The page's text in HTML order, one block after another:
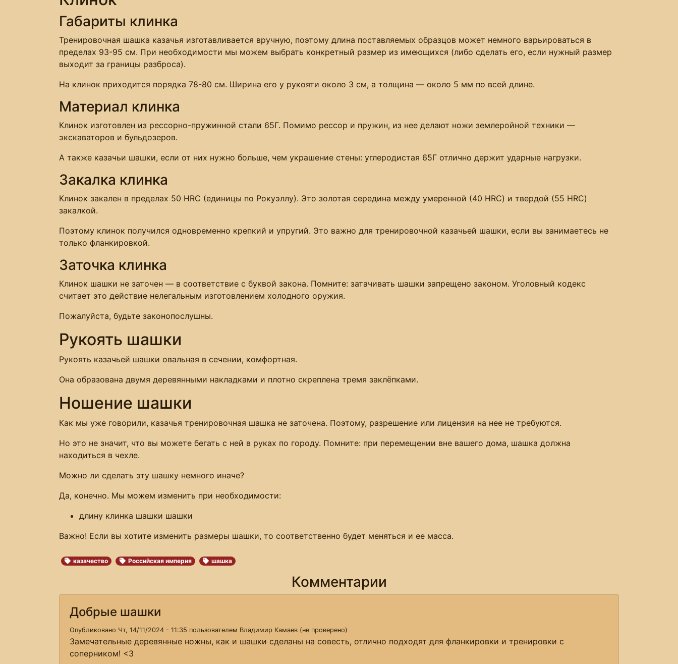
Габариты клинка
Тренировочная шашка казачья изготавливается вручную, поэтому длина поставляемых образцов может немного варьироваться в
пределах 93-95 см. При необходимости мы можем выбрать конкретный размер из имеющихся (либо сделать его, если нужный размер
выходит за границы разброса).
На клинок приходится порядка 78-80 см. Ширина его у рукояти около 3 см, а толщина — около 5 мм по всей длине.
Материал клинка
Клинок изготовлен из рессорно-пружинной стали 65Г. Помимо рессор и пружин, из нее делают ножи землеройной техники —
экскаваторов и бульдозеров.
А также казачьи шашки, если от них нужно больше, чем украшение стены: углеродистая 65Г отлично держит ударные нагрузки.
Закалка клинка
Клинок закален в пределах 50 HRC (единицы по Рокуэллу). Это золотая середина между умеренной (40 HRC) и твердой (55 HRC)
закалкой.
Поэтому клинок получился одновременно крепкий и упругий. Это важно для тренировочной казачьей шашки, если вы занимаетесь не
только фланкировкой.
Заточка клинка
Клинок шашки не заточен — в соответствие с буквой закона. Помните: затачивать шашки запрещено законом. Уголовный кодекс
считает это действие нелегальным изготовлением холодного оружия.
Пожалуйста, будьте законопослушны.
Рукоять шашки
Рукоять казачьей шашки овальная в сечении, комфортная.
Она образована двумя деревянными накладками и плотно скреплена тремя заклёпками.
Ношение шашки
Как мы уже говорили, казачья тренировочная шашка не заточена. Поэтому, разрешение или лицензия на нее не требуются.
Но это не значит, что вы можете бегать с ней в руках по городу. Помните: при перемещении вне вашего дома, шашка должна
находиться в чехле.
Можно ли сделать эту шашку немного иначе?
Да, конечно. Мы можем изменить при необходимости:
длину клинка шашки шашки
Важно! Если вы хотите изменить размеры шашки, то соответственно будет меняться и ее масса.
казачество Российская империя шашка
Комментарии
Добрые шашки
Опубликовано Чт, 14/11/2024 - 11:35 пользователем Владимир Камаев (не проверено)
Замечательные деревянные ножны, как и шашки сделаны на совесть, отлично подходят для фланкировки и тренировки с
соперником! <3